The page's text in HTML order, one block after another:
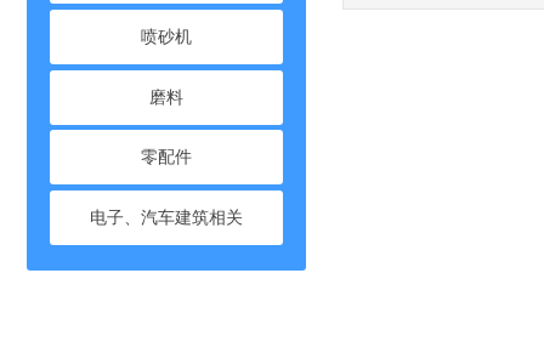
磨料
零配件
喷砂机
电子、汽车建筑相关